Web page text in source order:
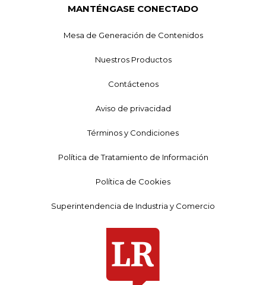
MANTÉNGASE CONECTADO
Mesa de Generación de Contenidos
Nuestros Productos
Contáctenos
Aviso de privacidad
Términos y Condiciones
Política de Tratamiento de Información
Política de Cookies
Superintendencia de Industria y Comercio